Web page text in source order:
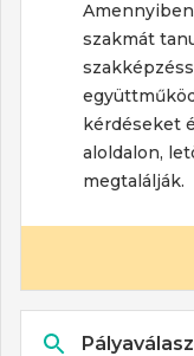
szakmát
kérdéseket
aloldalon,
megtalálják.